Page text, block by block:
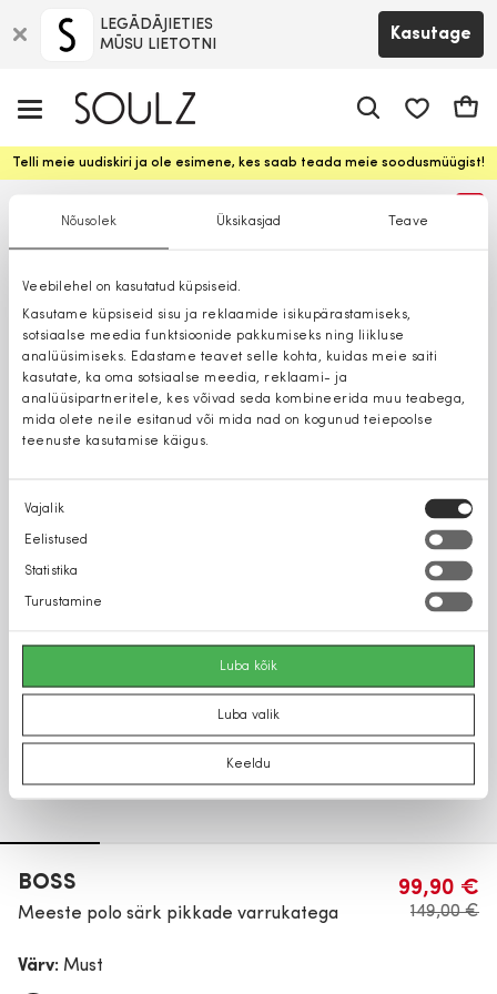
Nõusolek Üksikasjad Teave
Veebilehel on kasutatud küpsiseid.
Kasutame küpsiseid sisu ja reklaamide isikupärastamiseks,
sotsiaalse meedia funktsioonide pakkumiseks ning liikluse
analüüsimiseks. Edastame teavet selle kohta, kuidas meie saiti
kasutate, ka oma sotsiaalse meedia, reklaami- ja
analüüsipartneritele, kes võivad seda kombineerida muu teabega,
mida olete neile esitanud või mida nad on kogunud teiepoolse
teenuste kasutamise käigus.
Nõusoleku
valik
Vajalik
Eelistused
Statistika
Turustamine
Luba kõik
Luba valik
Keeldu
LEGĀDĀJIETIES
MŪSU LIETOTNI
Kasutage
Telli meie uudiskiri ja ole esimene, kes saab teada meie soodusmüügist!
BOSS
Meeste polo särk pikkade varrukatega
99,90 €
149,00 €
Värv: Must